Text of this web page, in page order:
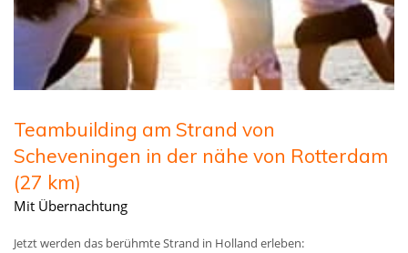
Teambuilding am Strand von
Scheveningen in der nähe von Rotterdam
(27 km)
Mit Übernachtung
Jetzt werden das berühmte Strand in Holland erleben: